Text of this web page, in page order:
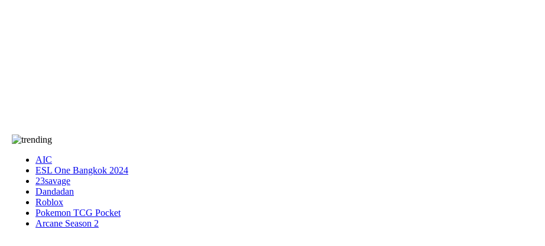
AIC
ESL One Bangkok 2024
23savage
Dandadan
Roblox
Pokemon TCG Pocket
Arcane Season 2